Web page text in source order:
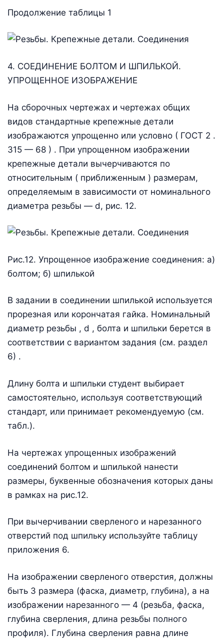
Продолжение таблицы 1
4. СОЕДИНЕНИЕ БОЛТОМ И ШПИЛЬКОЙ.
УПРОЩЕННОЕ ИЗОБРАЖЕНИЕ
На сборочных чертежах и чертежах общих
видов стандартные крепежные детали
изображаются упрощенно или условно ( ГОСТ 2 .
315 — 68 ) . При упрощенном изображении
крепежные детали вычерчиваются по
относительным ( приближенным ) размерам,
определяемым в зависимости от номинального
диаметра резьбы — d, рис. 12.
Рис.12. Упрощенное изображение соединения: а)
болтом; б) шпилькой
В задании в соединении шпилькой используется
прорезная или корончатая гайка. Номинальный
диаметр резьбы , d , болта и шпильки берется в
соответствии с вариантом задания (см. раздел
6) .
Длину болта и шпильки студент выбирает
самостоятельно, используя соответствующий
стандарт, или принимает рекомендуемую (см.
табл.).
На чертежах упрощенных изображений
соединений болтом и шпилькой нанести
размеры, буквенные обозначения которых даны
в рамках на рис.12.
При вычерчивании сверленого и нарезанного
отверстий под шпильку используйте таблицу
приложения 6.
На изображении сверленого отверстия, должны
быть 3 размера (фаска, диаметр, глубина), а на
изображении нарезанного — 4 (резьба, фаска,
глубина сверления, длина резьбы полного
профиля). Глубина сверления равна длине